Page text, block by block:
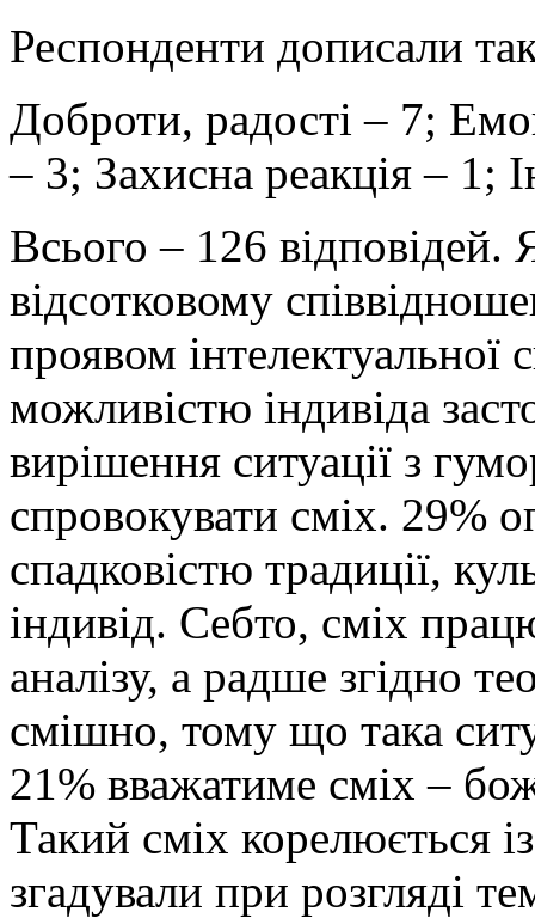
Респонденти дописали
Доброти, радості – 7;
– 3; Захисна реакція – 1;
Всього – 126 відповідей.
відсотковому
проявом інтелектуальної
можливістю індивіда
вирішення ситуації з
спровокувати сміх. 29%
спадковістю традиції,
індивід. Себто, сміх
аналізу, а радше згідно
смішно, тому що така
21% вважатиме сміх –
Такий сміх корелюється
згадували при розгляді